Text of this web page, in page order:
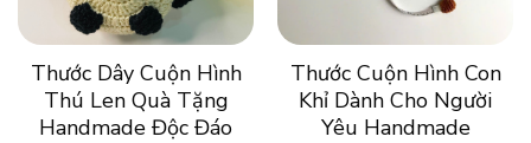
Thước Dây Cuộn Hình
Thú Len Quà Tặng
Handmade Độc Đáo
Thước Cuộn Hình Con
Khỉ Dành Cho Người
Yêu Handmade